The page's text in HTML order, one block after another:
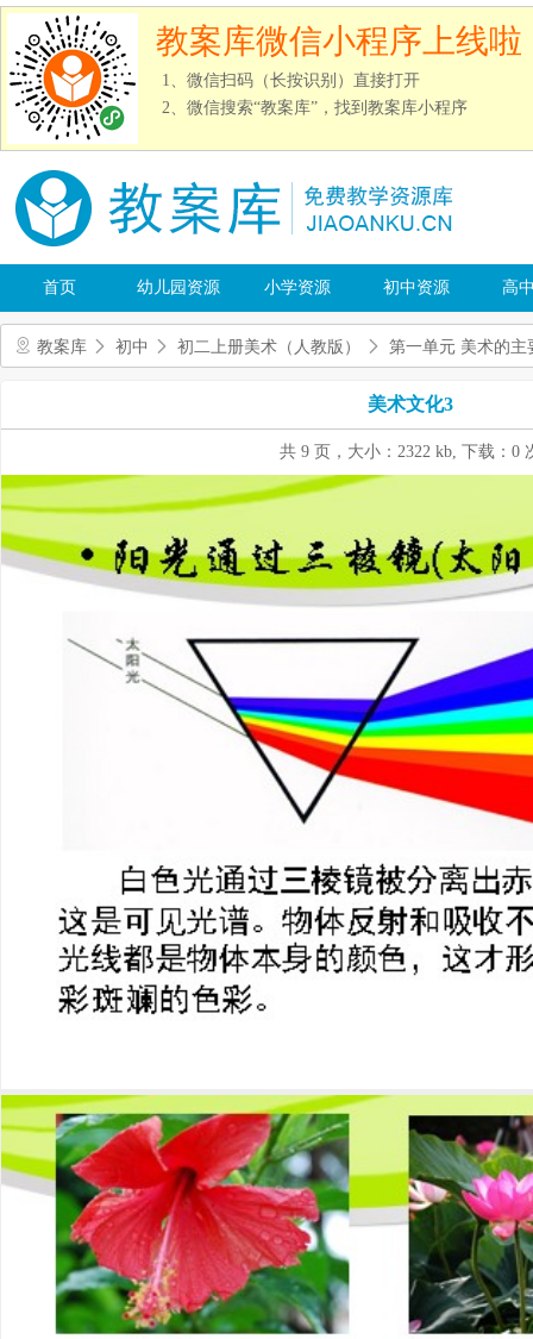
教案库微信小程序上线啦
1、微信扫码（长按识别）直接打开
2、微信搜索“教案库”，找到教案库小程序
首页 幼儿园资源 小学资源 初中资源 高
教案库 初中 初二上册美术（人教版） 第一单元 美术的主
美术文化3
共 9 页，大小：2322 kb, 下载：0